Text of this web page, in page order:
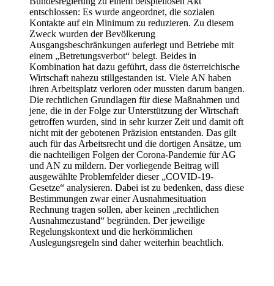
entschlossen: Es wurde angeordnet, die sozialen
Kontakte auf ein Minimum zu reduzieren. Zu diesem
Zweck wurden der Bevölkerung
Ausgangsbeschränkungen auferlegt und Betriebe mit
einem „Betretungsverbot“ belegt. Beides in
Kombination hat dazu geführt, dass die österreichische
Wirtschaft nahezu stillgestanden ist. Viele AN haben
ihren Arbeitsplatz verloren oder mussten darum bangen.
Die rechtlichen Grundlagen für diese Maßnahmen und
jene, die in der Folge zur Unterstützung der Wirtschaft
getroffen wurden, sind in sehr kurzer Zeit und damit oft
nicht mit der gebotenen Präzision entstanden. Das gilt
auch für das Arbeitsrecht und die dortigen Ansätze, um
die nachteiligen Folgen der Corona-Pandemie für AG
und AN zu mildern. Der vorliegende Beitrag will
ausgewählte Problemfelder dieser „COVID-19-
Gesetze“ analysieren. Dabei ist zu bedenken, dass diese
Bestimmungen zwar einer Ausnahmesituation
Rechnung tragen sollen, aber keinen „rechtlichen
Ausnahmezustand“ begründen. Der jeweilige
Regelungskontext und die herkömmlichen
Auslegungsregeln sind daher weiterhin beachtlich.